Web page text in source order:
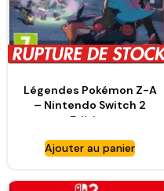
Légendes Pokémon Z-A
– Nintendo Switch 2
Edition
Ajouter au panier